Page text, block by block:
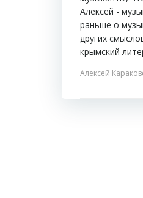
Алексей -
раньше о
других
крымский
Алексей